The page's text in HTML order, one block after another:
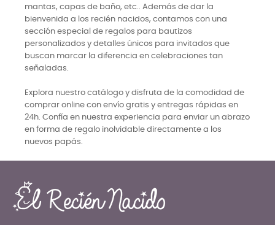
mantas, capas de baño, etc.. Además de dar la
bienvenida a los recién nacidos, contamos con una
sección especial de regalos para bautizos
personalizados y detalles únicos para invitados que
buscan marcar la diferencia en celebraciones tan
señaladas.
Explora nuestro catálogo y disfruta de la comodidad de
comprar online con envío gratis y entregas rápidas en
24h. Confía en nuestra experiencia para enviar un abrazo
en forma de regalo inolvidable directamente a los
nuevos papás.